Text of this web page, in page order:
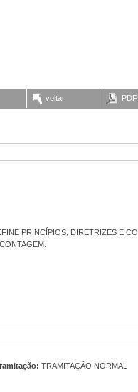
voltar PDF
TRAMITAÇÃO NORMAL